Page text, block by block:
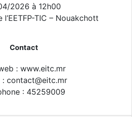
2026 à 12h00
l’EETFP-TIC – Nouakchott
Contact
: www.eitc.mr
: contact@eitc.mr
: 45259009